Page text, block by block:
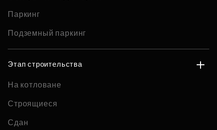
Паркинг
Подземный паркинг
Этап строительства
На котловане
Строящиеся
Сдан